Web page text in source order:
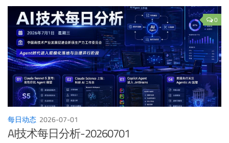
0
每日动态 2026-07-01
AI技术每日分析-20260701